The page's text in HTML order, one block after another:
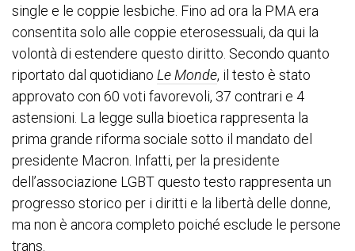
single e le coppie lesbiche. Fino ad ora la PMA era
consentita solo alle coppie eterosessuali, da qui la
volontà di estendere questo diritto. Secondo quanto
riportato dal quotidiano Le Monde, il testo è stato
approvato con 60 voti favorevoli, 37 contrari e 4
astensioni. La legge sulla bioetica rappresenta la
prima grande riforma sociale sotto il mandato del
presidente Macron. Infatti, per la presidente
dell’associazione LGBT questo testo rappresenta un
progresso storico per i diritti e la libertà delle donne,
ma non è ancora completo poiché esclude le persone
trans.